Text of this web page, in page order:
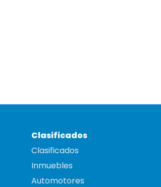
Clasificados
Clasificados
Inmuebles
Automotores